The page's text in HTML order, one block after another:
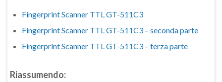
Fingerprint Scanner TTL GT-511C3
Fingerprint Scanner TTL GT-511C3 – seconda parte
Fingerprint Scanner TTL GT-511C3 – terza parte
Riassumendo: